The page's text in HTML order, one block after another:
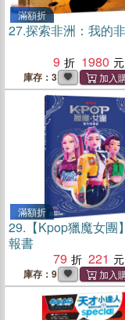
滿額折
27.探索非洲：我的
9
1980
庫存：3
滿額折
29. 【Kpop獵魔女團
報書
79
221
庫存：9